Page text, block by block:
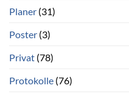
Planer (31)
Poster (3)
Privat (78)
Protokolle (76)